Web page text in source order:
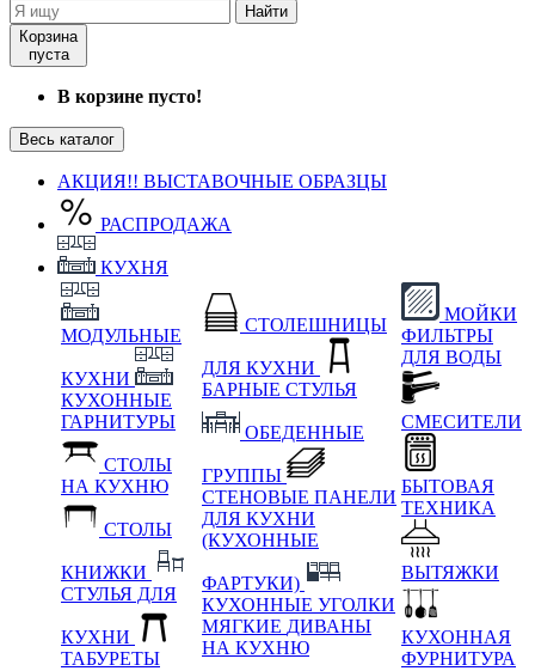
Найти
Корзина
пуста
В корзине пусто!
Весь каталог
АКЦИЯ!! ВЫСТАВОЧНЫЕ ОБРАЗЦЫ
РАСПРОДАЖА
КУХНЯ
МОДУЛЬНЫЕ
КУХНИ
КУХОННЫЕ
ГАРНИТУРЫ
СТОЛЫ
НА КУХНЮ
СТОЛЫ
КНИЖКИ
СТУЛЬЯ ДЛЯ
КУХНИ
ТАБУРЕТЫ
СТОЛЕШНИЦЫ
ДЛЯ КУХНИ
БАРНЫЕ СТУЛЬЯ
ОБЕДЕННЫЕ
ГРУППЫ
СТЕНОВЫЕ ПАНЕЛИ
ДЛЯ КУХНИ
(КУХОННЫЕ
ФАРТУКИ)
КУХОННЫЕ УГОЛКИ
МЯГКИЕ ДИВАНЫ
НА КУХНЮ
МОЙКИ
ФИЛЬТРЫ
ДЛЯ ВОДЫ
СМЕСИТЕЛИ
БЫТОВАЯ
ТЕХНИКА
ВЫТЯЖКИ
КУХОННАЯ
ФУРНИТУРА